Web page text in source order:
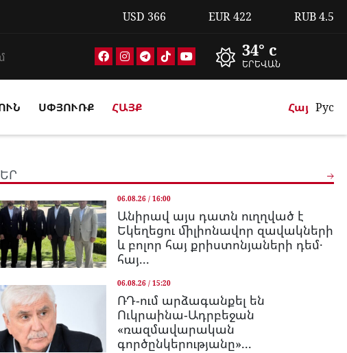
USD 366 EUR422 RUB4.5
34° c
ԵՐԵՎԱՆ
ՍՓՅՈՒՌՔ ՀԱՅՔ Հայ Рус
06.08.26 / 16:00
Անիրավ այս դատն ուղղված է
Եկեղեցու միլիոնավոր զավակների
և բոլոր հայ քրիստոնյաների դեմ․
հայ...
06.08.26 / 15:20
ՌԴ-ում արձագանքել են
Ուկրաինա-Ադրբեջան
«ռազմավարական
գործընկերությանը»...